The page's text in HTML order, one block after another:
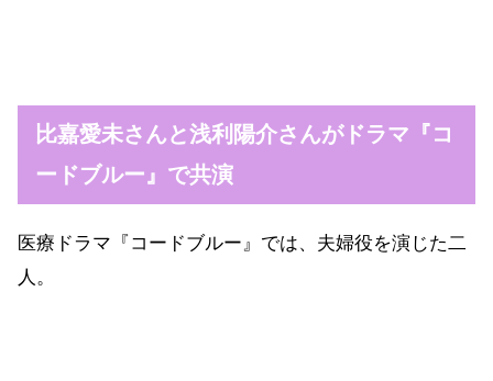
比嘉愛未さんと浅利陽介さんがドラマ『コ
ードブルー』で共演
医療ドラマ『コードブルー』では、夫婦役を演じた二
人。